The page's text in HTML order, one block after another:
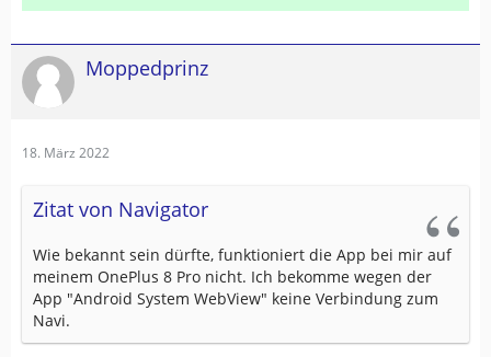
Moppedprinz
18. März 2022
Zitat von Navigator
Wie bekannt sein dürfte, funktioniert die App bei mir auf
meinem OnePlus 8 Pro nicht. Ich bekomme wegen der
App "Android System WebView" keine Verbindung zum
Navi.